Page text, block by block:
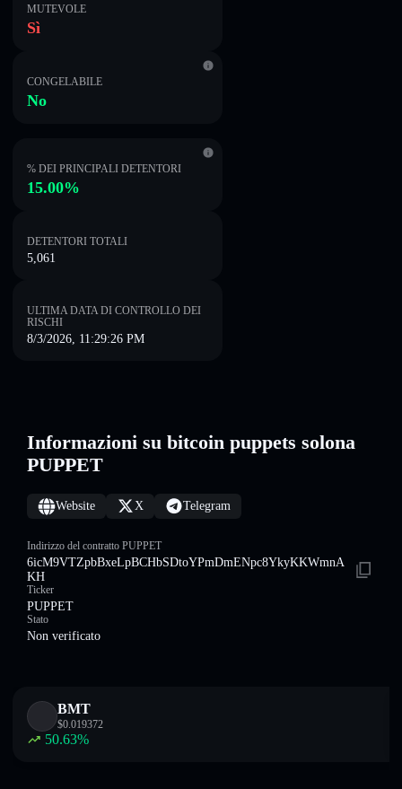
MUTEVOLE
Sì
CONGELABILE
No
% DEI PRINCIPALI DETENTORI
15.00%
DETENTORI TOTALI
5,061
ULTIMA DATA DI CONTROLLO DEI
RISCHI
8/3/2026, 11:29:26 PM
Informazioni su bitcoin puppets solona
PUPPET
Website X Telegram
Indirizzo del contratto PUPPET
6icM9VTZpbBxeLpBCHbSDtoYPmDmENpc8YkyKKWmnA
KH
Ticker
PUPPET
Stato
Non verificato
BMT
$0.019372
50.63%